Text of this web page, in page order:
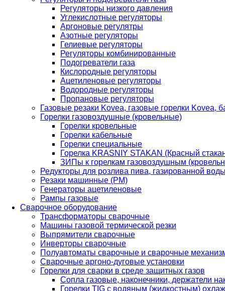
Регуляторы низкого давления
Углекислотные регуляторы
Аргоновые регулятры
Азотные регуляторы
Гелиевые регуляторы
Регуляторы комбинированные
Подогреватели газа
Кислородные регуляторы
Ацетиленовые регуляторы
Водородные регуляторы
Пропановые регуляторы
Газовые резаки Kovea, газовые горелки Kovea,
Горелки газовоздушные (кровельные)
Горелки кровельные
Горелки кабельные
Горелки специальные
Горелка KRASNIY STAKAN (Красный
ЗИПы к горелкам газовоздушным
Редукторы для розлива пива, газированной
Резаки машинные (РМ)
Генераторы ацетиленовые
Рампы газовые
Сварочное оборудование
Трансформаторы сварочные
Машины газовой термической резки
Выпрямители сварочные
Инверторы сварочные
Полуавтоматы сварочные и сварочные
Сварочные аргоно-дуговые установки
Горелки для сварки в среде защитных газов
Сопла газовые, наконечники, держатели
Горелки TIG с водяным (жидкостным)